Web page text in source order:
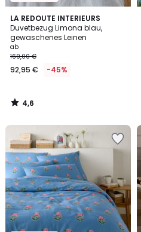
LA REDOUTE INTERIEURS
Duvetbezug Limona blau,
gewaschenes Leinen
ab
169,00 €
92,95 € -45%
4,6
/ 5
4,6
/